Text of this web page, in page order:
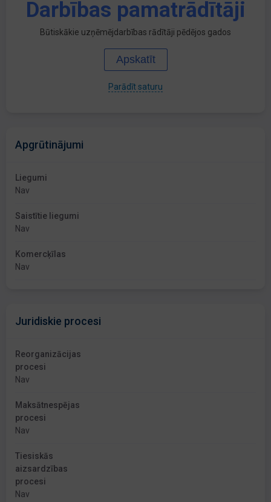
Darbības pamatrādītāji
Būtiskākie uzņēmējdarbības rādītāji pēdējos gados
Apskatīt
Parādīt saturu
Apgrūtinājumi
Liegumi
Nav
Saistītie liegumi
Nav
Komercķīlas
Nav
Juridiskie procesi
Reorganizācijas
procesi
Nav
Maksātnespējas
procesi
Nav
Tiesiskās
aizsardzības
procesi
Nav